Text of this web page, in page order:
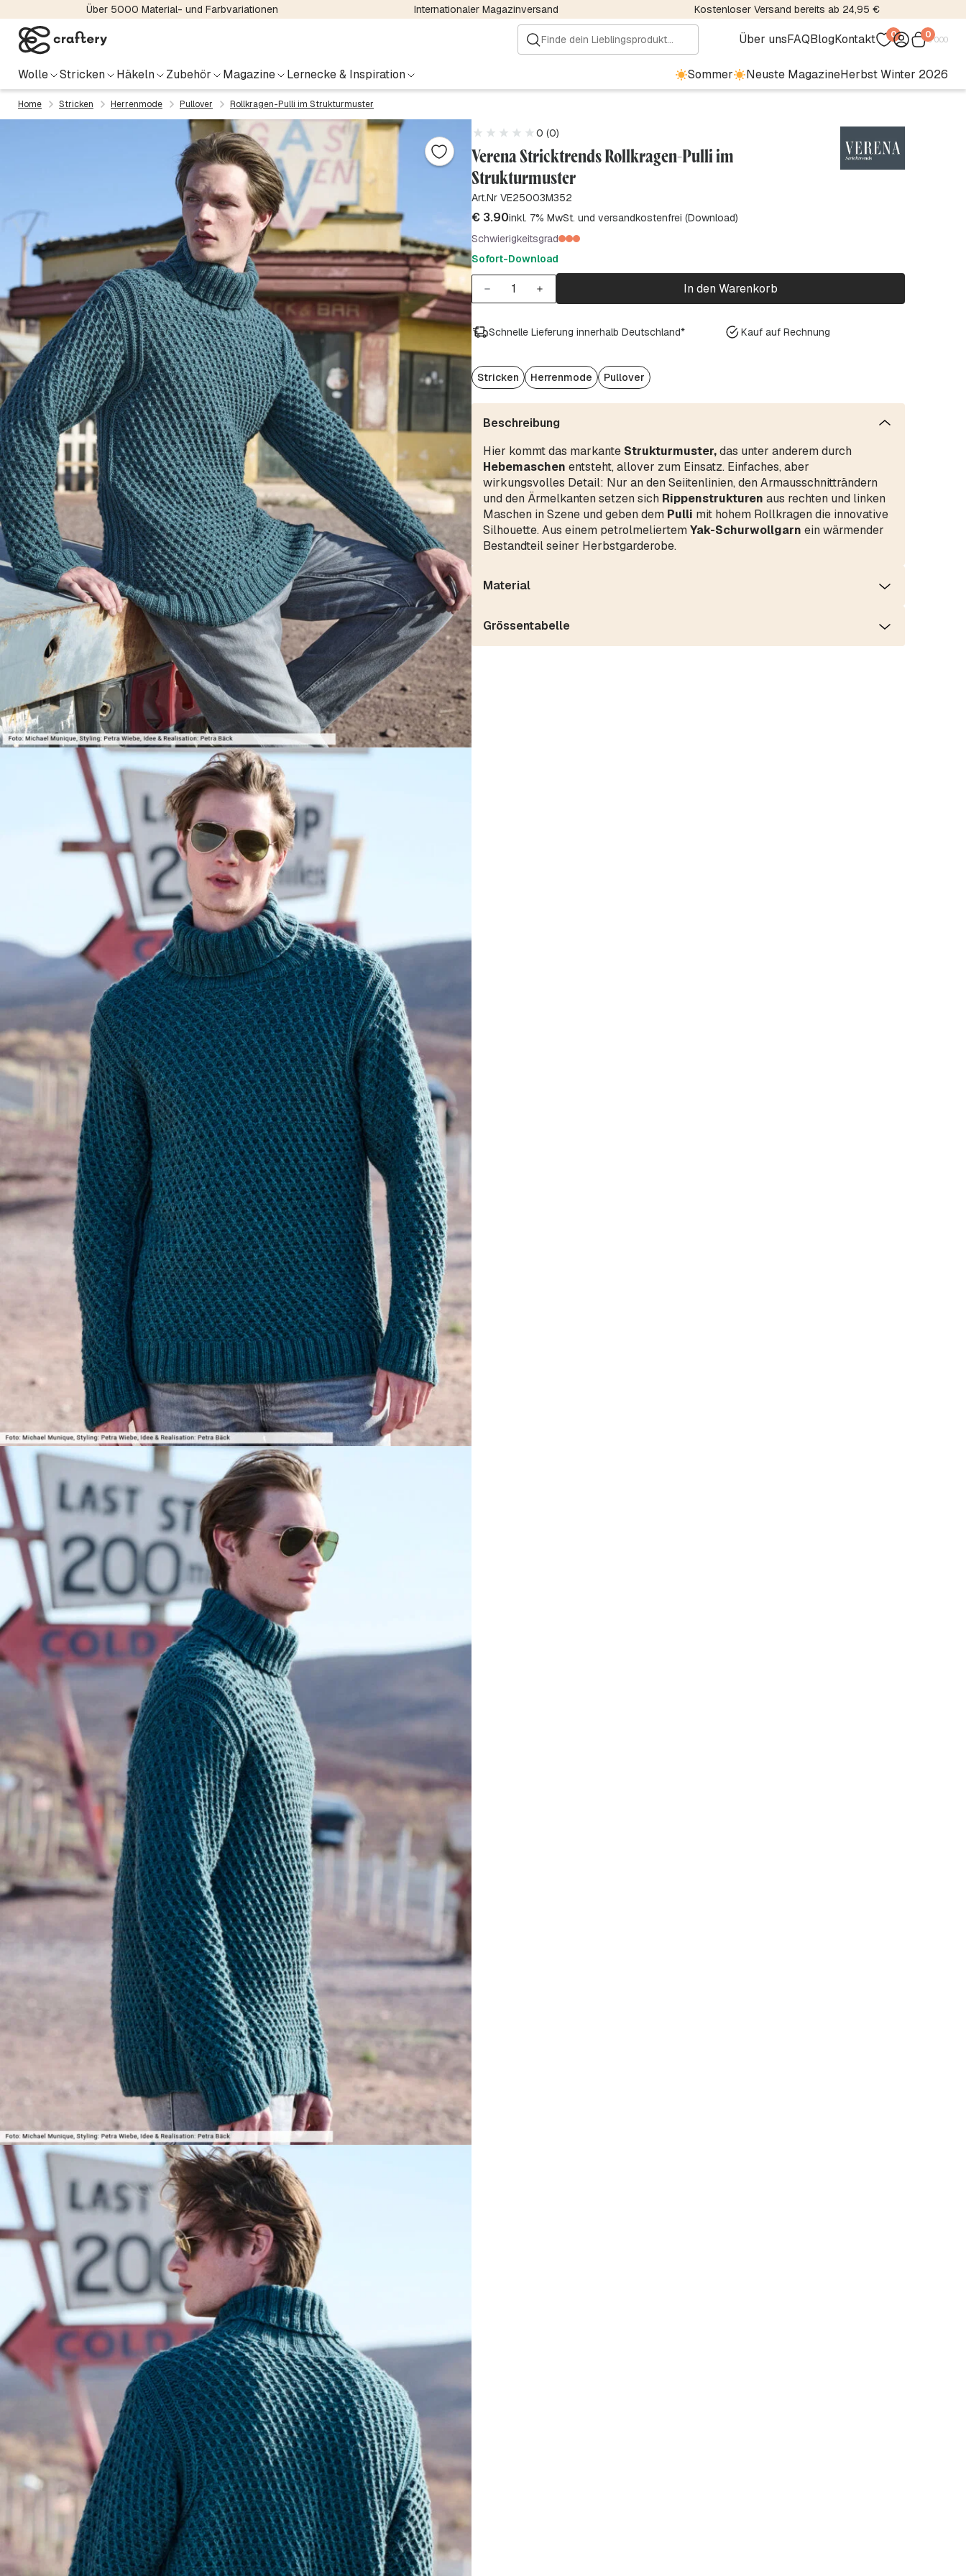
Über 5000 Material- und Farbvariationen Internationaler Magazinversand Kostenloser Versand bereits ab 24,95 €
Über unsFAQBlogKontakt 0 0€0.00
Wolle Stricken Häkeln Zubehör Magazine Lernecke & Inspiration Sommer Neuste MagazineHerbst Winter 2026
Home Stricken Herrenmode Pullover Rollkragen-Pulli im Strukturmuster
0 (0)
Verena Stricktrends Rollkragen-Pulli im
Strukturmuster
Art.Nr VE25003M352
€3.90inkl. 7% MwSt. und versandkostenfrei (Download)
Schwierigkeitsgrad
Sofort-Download
In den Warenkorb
Schnelle Lieferung innerhalb Deutschland* Kauf auf Rechnung
Stricken Herrenmode Pullover
Beschreibung
Hier kommt das markanteStrukturmuster,das unter anderem durch
Hebemaschen entsteht, allover zum Einsatz. Einfaches, aber
wirkungsvolles Detail: Nur an den Seiitenlinien, den Armausschnitträndern
und den Ärmelkanten setzen sichRippenstrukturen aus rechten und linken
Maschen in Szene und geben dem Pulli mit hohem Rollkragen die innovative
Silhouette. Aus einem petrolmeliertemYak-Schurwollgarn ein wärmender
Bestandteil seiner Herbstgarderobe.
Material
Grössentabelle